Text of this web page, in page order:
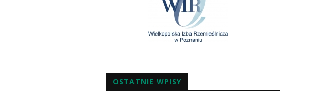
OSTATNIE WPISY